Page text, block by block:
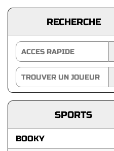
RECHERCHE
SPORTS
BOOKY